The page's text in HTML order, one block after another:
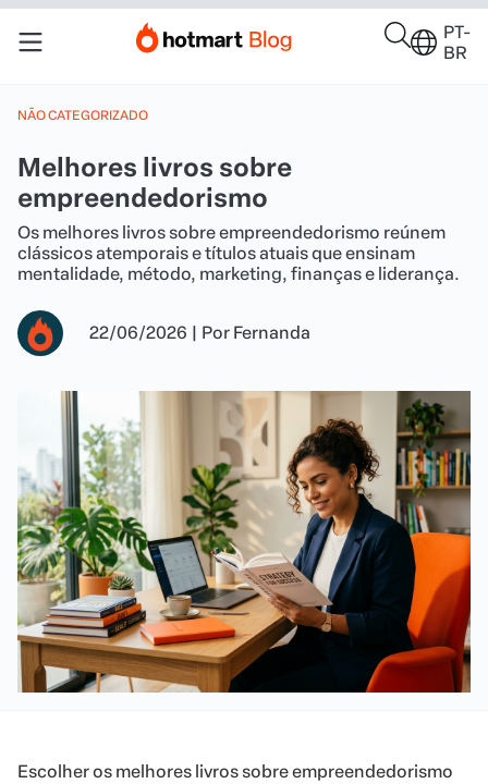
PT-
BR
NÃO CATEGORIZADO
Melhores livros sobre
empreendedorismo
Os melhores livros sobre empreendedorismo reúnem
clássicos atemporais e títulos atuais que ensinam
mentalidade, método, marketing, finanças e liderança.
22/06/2026 | Por Fernanda
Escolher os melhores livros sobre empreendedorismo